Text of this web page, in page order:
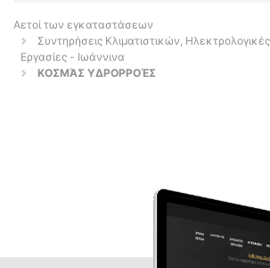
Αετοί των εγκαταστάσεων
Συντηρήσεις Κλιματιστικών,
Εργασίες - Ιωάννινα
ΚΟΣΜΆΣ ΥΔΡΟΡΡΟΈΣ